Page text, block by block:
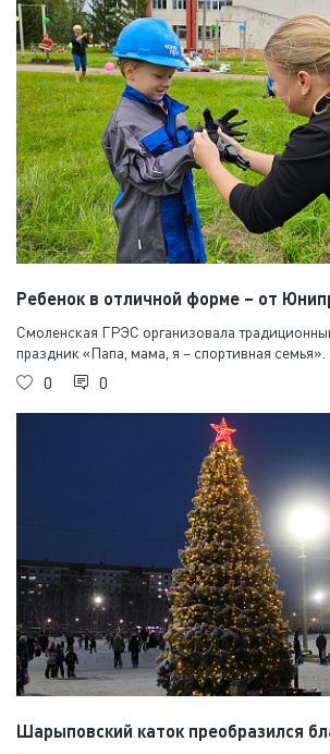
Ребенок в отличной форме – от
Смоленская ГРЭС организовала
праздник «Папа, мама, я – спортивная семья».
0 0
Шарыповский каток преобразился